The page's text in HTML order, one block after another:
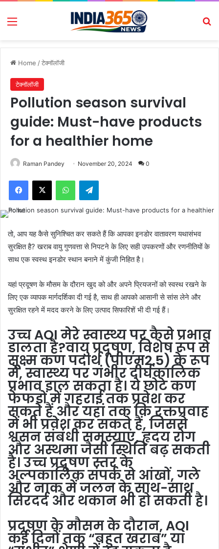
Menu
Home /टेक्नॉलॉजी
टेक्नॉलॉजी
Pollution season survival
guide: Must-have products
for a healthier home
Raman Pandey November 20, 2024 0
Facebook
X WhatsAppTelegram
तो, आप यह कैसे सुनिश्चित कर सकते हैं कि आपका इनडोर वातावरण यथासंभव
सुरक्षित है? खराब वायु गुणवत्ता से निपटने के लिए सही उपकरणों और रणनीतियों के
साथ एक स्वस्थ इनडोर स्थान बनाने में कुंजी निहित है।
यहां प्रदूषण के मौसम के दौरान खुद को और अपने प्रियजनों को स्वस्थ रखने के
लिए एक व्यापक मार्गदर्शिका दी गई है, साथ ही आपको आसानी से सांस लेने और
सुरक्षित रहने में मदद करने के लिए उत्पाद सिफारिशें भी दी गई हैं।
उच्च AQI मेरे स्वास्थ्य पर कैसे प्रभाव
डालता है?वायु प्रदूषण, विशेष रूप से
सूक्ष्म कण पदार्थ (पीएम2.5) के रूप
में, स्वास्थ्य पर गंभीर दीर्घकालिक
प्रभाव डाल सकता है। ये छोटे कण
फेफड़ों में गहराई तक प्रवेश कर
सकते हैं और यहां तक ​​कि रक्तप्रवाह
में भी प्रवेश कर सकते हैं, जिससे
श्वसन संबंधी समस्याएं, हृदय रोग
और अस्थमा जैसी स्थिति बढ़ सकती
है। उच्च प्रदूषण स्तर के
अल्पकालिक संपर्क से आंखों, गले
और नाक में जलन के साथ-साथ
सिरदर्द और थकान भी हो सकती है।
प्रदूषण के मौसम के दौरान, AQI
कई दिनों तक “बहुत खराब” या